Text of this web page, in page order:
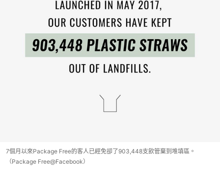
7個月以來Package Free的客人已經免卻了903,448支飲管棄到堆填區。
（Package Free@Facebook）